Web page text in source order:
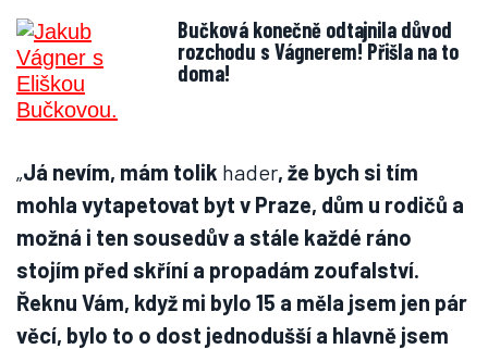
Bučková konečně odtajnila důvod
rozchodu s Vágnerem! Přišla na to
doma!
„Já nevím, mám tolik hader, že bych si tím
mohla vytapetovat byt v Praze, dům u rodičů a
možná i ten sousedův a stále každé ráno
stojím před skříní a propadám zoufalství.
Řeknu Vám, když mi bylo 15 a měla jsem jen pár
věcí, bylo to o dost jednodušší a hlavně jsem